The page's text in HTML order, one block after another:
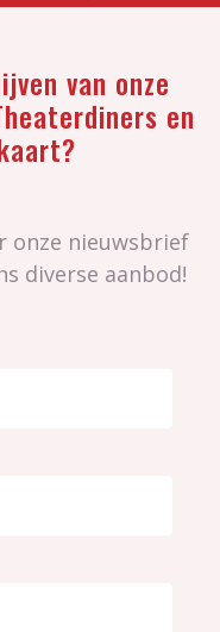
van onze
en
onze nieuwsbrief
diverse aanbod!